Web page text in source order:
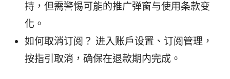
持，但需警惕可能的推广弹窗与使用条款变
化。
如何取消订阅？ 进入账户设置、订阅管理，
按指引取消，确保在退款期内完成。